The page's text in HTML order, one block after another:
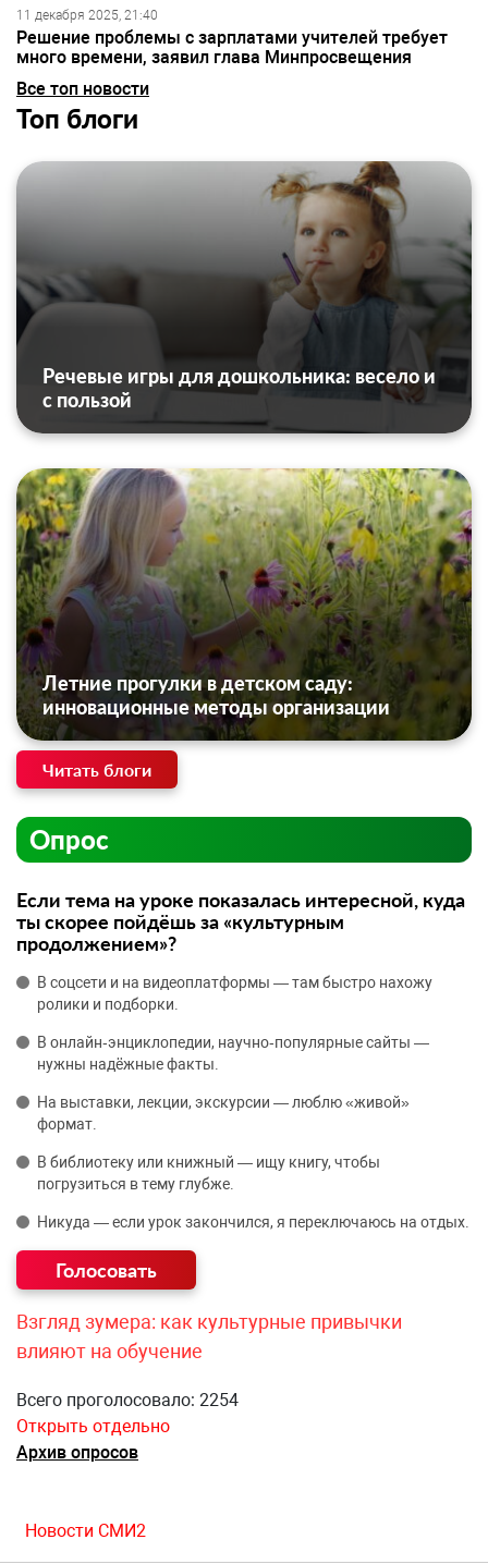
11 декабря 2025, 21:40
Решение проблемы с зарплатами учителей требует
много времени, заявил глава Минпросвещения
Все топ новости
Топ блоги
Речевые игры для дошкольника: весело и
с пользой
Летние прогулки в детском саду:
инновационные методы организации
Читать блоги
Опрос
Если тема на уроке показалась интересной, куда
ты скорее пойдёшь за «культурным
продолжением»?
В соцсети и на видеоплатформы — там быстро нахожу
ролики и подборки.
В онлайн‑энциклопедии, научно‑популярные сайты —
нужны надёжные факты.
На выставки, лекции, экскурсии — люблю «живой»
формат.
В библиотеку или книжный — ищу книгу, чтобы
погрузиться в тему глубже.
Никуда — если урок закончился, я переключаюсь на отдых.
Взгляд зумера: как культурные привычки
влияют на обучение
Всего проголосовало: 2254
Открыть отдельно
Архив опросов
Новости СМИ2